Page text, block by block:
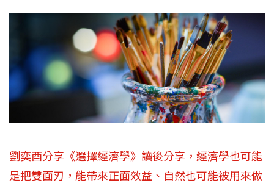
劉奕酉分享《選擇經濟學》讀後分享，經濟學也可能
是把雙面刃，能帶來正面效益、自然也可能被用來做